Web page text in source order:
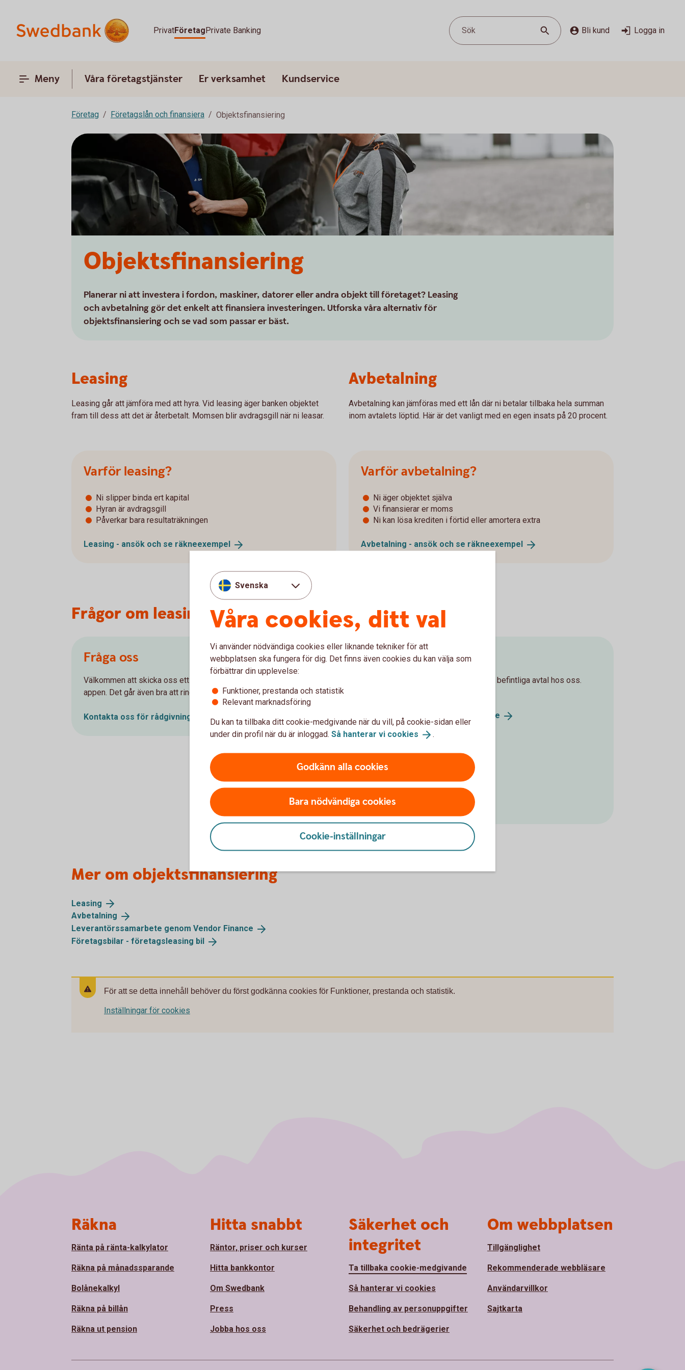
PrivatFöretagPrivate Banking Sök Bli kund Logga in
Meny Våra företagstjänster Er verksamhet Kundservice
Företag Företagslån och finansiera Objektsfinansiering
Objektsfinansiering
Planerar ni att investera i fordon, maskiner, datorer eller andra objekt till företaget? Leasing
och avbetalning gör det enkelt att finansiera investeringen. Utforska våra alternativ för
objektsfinansiering och se vad som passar er bäst.
Leasing
Leasing går att jämföra med att hyra. Vid leasing äger banken objektet
fram till dess att det är återbetalt. Momsen blir avdragsgill när ni leasar.
Varför leasing?
Ni slipper binda ert kapital
Hyran är avdragsgill
Påverkar bara resultaträkningen
Leasing - ansök och se räkneexempel
Avbetalning
Avbetalning kan jämföras med ett lån där ni betalar tillbaka hela summan
inom avtalets löptid. Här är det vanligt med en egen insats på 20 procent.
Varför avbetalning?
Ni äger objektet själva
Vi finansierar er moms
Ni kan lösa krediten i förtid eller amortera extra
Avbetalning - ansök och se räkneexempel
Frågor om leasing och avbetalning?
Fråga oss
Välkommen att skicka oss ett meddelande i internetbanken eller
appen. Det går även bra att ringa oss.
Kontakta oss för rådgivning
Hjälp med avtal
Hör av er om ni behöver hjälp med era befintliga avtal hos oss.
se
Öppettider:
Adress:
Swedbank
105 34 Stockholm
Mer om objektsfinansiering
Leasing
Avbetalning
Leverantörssamarbete genom Vendor Finance
Företagsbilar - företagsleasing bil
För att se detta innehåll behöver du först godkänna cookies för Funktioner, prestanda och statistik.
Inställningar för cookies
Svenska
Våra cookies, ditt val
Vi använder nödvändiga cookies eller liknande tekniker för att
webbplatsen ska fungera för dig. Det finns även cookies du kan välja som
förbättrar din upplevelse:
Funktioner, prestanda och statistik
Relevant marknadsföring
Du kan ta tillbaka ditt cookie-medgivande när du vill, på cookie-sidan eller
under din profil när du är inloggad. Så hanterar vi cookies .
Godkänn alla cookies
Bara nödvändiga cookies
Cookie-inställningar
Räkna
Ränta på ränta-kalkylator
Räkna på månadssparande
Bolånekalkyl
Räkna på billån
Räkna ut pension
Hitta snabbt
Räntor, priser och kurser
Hitta bankkontor
Om Swedbank
Press
Jobba hos oss
Säkerhet och
integritet
Ta tillbaka cookie-medgivande
Så hanterar vi cookies
Behandling av personuppgifter
Säkerhet och bedrägerier
Om webbplatsen
Tillgänglighet
Rekommenderade webbläsare
Användarvillkor
Sajtkarta